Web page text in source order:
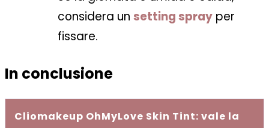
considera un setting spray per
fissare.
In conclusione
Cliomakeup OhMyLove Skin Tint: vale la